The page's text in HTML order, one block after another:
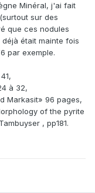
Minéral, j'ai fait
sur des
que ces nodules
était mainte fois
par exemple.
à 32,
Markasit» 96 pages,
of the pyrite
, pp181.